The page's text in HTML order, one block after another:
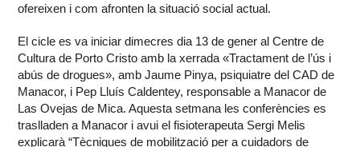
ofereixen i com afronten la situació social actual.
El cicle es va iniciar dimecres dia 13 de gener al Centre de
Cultura de Porto Cristo amb la xerrada «Tractament de l’ús i
abús de drogues», amb Jaume Pinya, psiquiatre del CAD de
Manacor, i Pep Lluís Caldentey, responsable a Manacor de
Las Ovejas de Mica. Aquesta setmana les conferències es
traslladen a Manacor i avui el fisioterapeuta Sergi Melis
explicarà “Tècniques de mobilització per a cuidadors de